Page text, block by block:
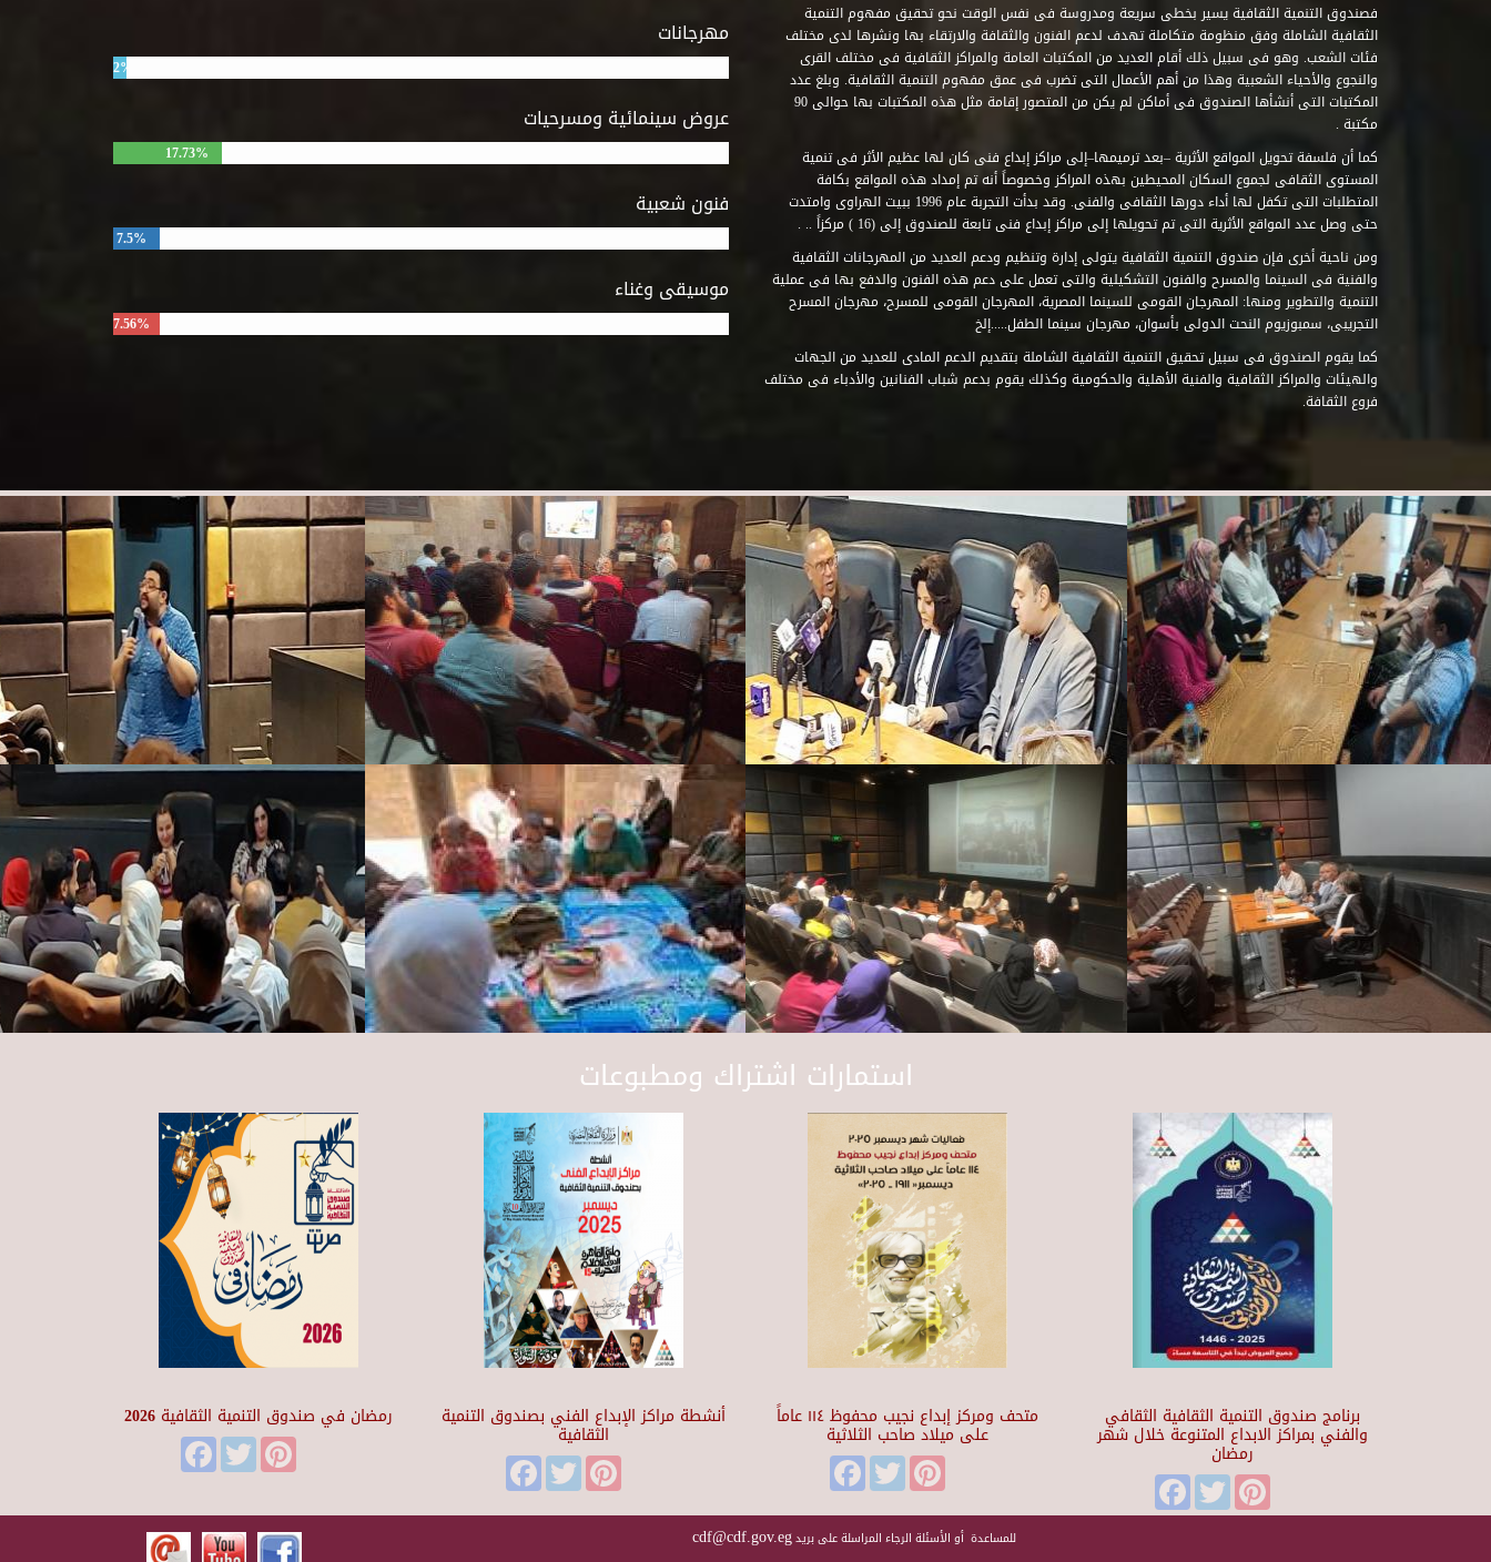
مهرجانات
2%
عروض سينمائية ومسرحيات
17.73%
فنون شعبية
7.5%
موسيقى وغناء
7.56%
فصندوق التنمية الثقافية يسير بخطى سريعة ومدروسة فى نفس الوقت نحو تحقيق مفهوم التنمية
الثقافية الشاملة وفق منظومة متكاملة تهدف لدعم الفنون والثقافة والارتقاء بها ونشرها لدى مختلف
فئات الشعب. وهو فى سبيل ذلك أقام العديد من المكتبات العامة والمراكز الثقافية فى مختلف القرى
والنجوع والأحياء الشعبية وهذا من أهم الأعمال التى تضرب فى عمق مفهوم التنمية الثقافية. وبلغ عدد
المكتبات التى أنشأها الصندوق فى أماكن لم يكن من المتصور إقامة مثل هذه المكتبات بها حوالى 90
مكتبة .
كما أن فلسفة تحويل المواقع الأثرية –بعد ترميمها–إلى مراكز إبداع فنى كان لها عظيم الأثر فى تنمية
المستوى الثقافى لجموع السكان المحيطين بهذه المراكز وخصوصاً أنه تم إمداد هذه المواقع بكافة
المتطلبات التى تكفل لها أداء دورها الثقافى والفنى. وقد بدأت التجربة عام 1996 ببيت الهراوى وامتدت
حتى وصل عدد المواقع الأثرية التى تم تحويلها إلى مراكز إبداع فنى تابعة للصندوق إلى (16 ) مركزاً .. .
ومن ناحية أخرى فإن صندوق التنمية الثقافية يتولى إدارة وتنظيم ودعم العديد من المهرجانات الثقافية
والفنية فى السينما والمسرح والفنون التشكيلية والتى تعمل على دعم هذه الفنون والدفع بها فى عملية
التنمية والتطوير ومنها: المهرجان القومى للسينما المصرية، المهرجان القومى للمسرح، مهرجان المسرح
التجريبى، سمبوزيوم النحت الدولى بأسوان، مهرجان سينما الطفل.....إلخ
كما يقوم الصندوق فى سبيل تحقيق التنمية الثقافية الشاملة بتقديم الدعم المادى للعديد من الجهات
والهيئات والمراكز الثقافية والفنية الأهلية والحكومية وكذلك يقوم بدعم شباب الفنانين والأدباء فى مختلف
فروع الثقافة.
استمارات اشتراك ومطبوعات
رمضان في صندوق التنمية الثقافية 2026
FacebookTwitter
أنشطة مراكز الإبداع الفني بصندوق التنمية
الثقافية
FacebookTwitterPinterest
متحف ومركز إبداع نجيب محفوظ ١١٤ عاماً
على ميلاد صاحب الثلاثية
FacebookTwitter
برنامج صندوق التنمية الثقافية الثقافي
والفني بمراكز الابداع المتنوعة خلال شهر
رمضان
FacebookTwitterPinterest
للمساعدة أو الأسئلة الرجاء المراسلة على بريدcdf@cdf.gov.eg